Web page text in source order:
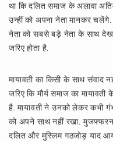
था कि दलित समाज के अलावा
उन्हीं को अपना नेता मानकर
नेता को सबसे बड़े नेता के साथ
जरिए होता है.
मायावती का किसी के साथ संवाद
जरिए कि मौर्य समाज का
है. मायावती ने उनको लेकर कभी
को अपने साथ नहीं रखा.
दलित और मुस्लिम गठजोड़ याद